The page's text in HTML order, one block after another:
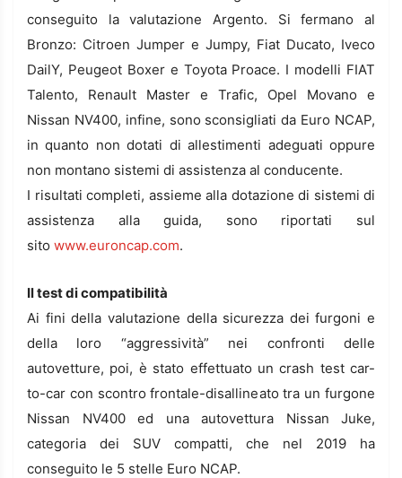
conseguito la valutazione Argento. Si fermano al
Bronzo: Citroen Jumper e Jumpy, Fiat Ducato, Iveco
DailY, Peugeot Boxer e Toyota Proace. I modelli FIAT
Talento, Renault Master e Trafic, Opel Movano e
Nissan NV400, infine, sono sconsigliati da Euro NCAP,
in quanto non dotati di allestimenti adeguati oppure
non montano sistemi di assistenza al conducente.
I risultati completi, assieme alla dotazione di sistemi di
assistenza alla guida, sono riportati sul
sito www.euroncap.com.
Il test di compatibilità
Ai fini della valutazione della sicurezza dei furgoni e
della loro “aggressività” nei confronti delle
autovetture, poi, è stato effettuato un crash test car-
to-car con scontro frontale-disallineato tra un furgone
Nissan NV400 ed una autovettura Nissan Juke,
categoria dei SUV compatti, che nel 2019 ha
conseguito le 5 stelle Euro NCAP.